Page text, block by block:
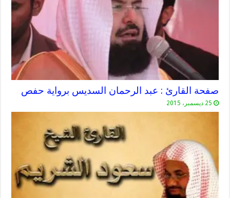
صفحة القارئ : عبد الرحمان السديس برواية حفص
25 ديسمبر، 2015